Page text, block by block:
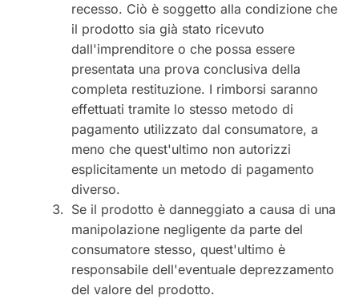
recesso. Ciò è soggetto alla condizione che
il prodotto sia già stato ricevuto
dall'imprenditore o che possa essere
presentata una prova conclusiva della
completa restituzione. I rimborsi saranno
effettuati tramite lo stesso metodo di
pagamento utilizzato dal consumatore, a
meno che quest'ultimo non autorizzi
esplicitamente un metodo di pagamento
diverso.
Se il prodotto è danneggiato a causa di una
manipolazione negligente da parte del
consumatore stesso, quest'ultimo è
responsabile dell'eventuale deprezzamento
del valore del prodotto.